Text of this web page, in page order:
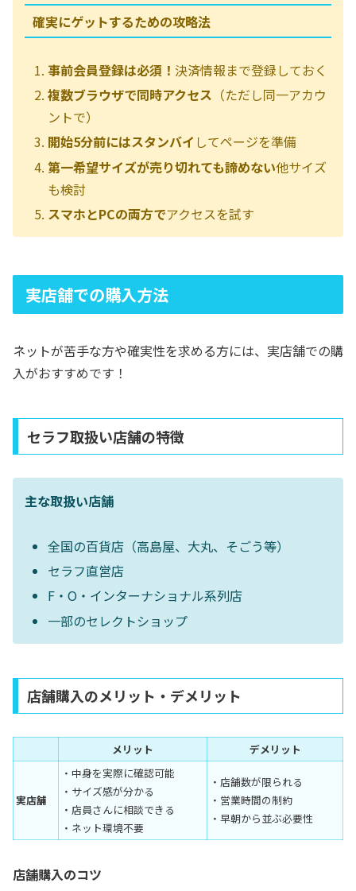
確実にゲットするための攻略法
事前会員登録は必須！決済情報まで登録しておく
複数ブラウザで同時アクセス （ただし同一アカウ
ントで）
開始5分前にはスタンバイ してページを準備
第一希望サイズが売り切れても諦めない他サイズ
も検討
スマホとPCの両方でアクセスを試す
実店舗での購入方法
ネットが苦手な方や確実性を求める方には、実店舗での購
入がおすすめです！
セラフ取扱い店舗の特徴
主な取扱い店舗
全国の百貨店（高島屋、大丸、そごう等）
セラフ直営店
F・O・インターナショナル系列店
一部のセレクトショップ
店舗購入のメリット・デメリット
メリット デメリット
実店舗
・中身を実際に確認可能
・サイズ感が分かる
・店員さんに相談できる
・ネット環境不要
・店舗数が限られる
・営業時間の制約
・早朝から並ぶ必要性
店舗購入のコツ